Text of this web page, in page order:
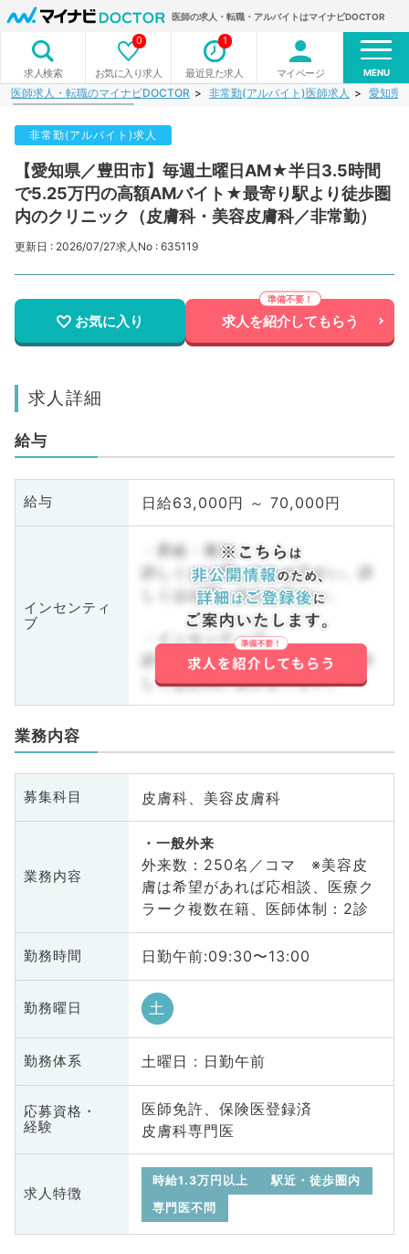
医師の求人・転職・アルバイトはマイナビDOCTOR
求人検索 お気に入り求人
0
最近見た求人
1
マイページ MENU
医師求人・転職のマイナビDOCTOR 非常勤(アルバイト)医師求人 愛知県
非常勤(アルバイト)求人
【愛知県／豊田市】毎週土曜日AM★半日3.5時間
で5.25万円の高額AMバイト★最寄り駅より徒歩圏
内のクリニック（皮膚科・美容皮膚科／非常勤）
更新日 : 2026/07/27求人No : 635119
お気に入り 求人を紹介してもらう
求人詳細
給与
給与 日給63,000円 ～ 70,000円
インセンティ
ブ
・昇給・賞与
詳しくはお問い合わせ下さい。詳
しくはお問い合わせ下さい。
・インセンティブ
詳しくはお問い合わせ下さい。詳
しくはお問い合わせ下さい。
業務内容
募集科目 皮膚科、美容皮膚科
業務内容
一般外来
外来数：250名／コマ ※美容皮
膚は希望があれば応相談、医療ク
ラーク複数在籍、医師体制：2診
勤務時間 日勤午前:09:30〜13:00
勤務曜日 土
勤務体系 土曜日 : 日勤午前
応募資格・
経験
医師免許、保険医登録済
皮膚科専門医
求人特徴
時給1.3万円以上
駅近・徒歩圏内
専門医不問